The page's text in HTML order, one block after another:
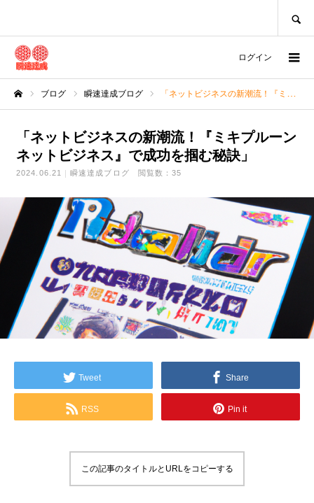
ログイン
ブログ 瞬速達成ブログ 「ネットビジネスの新潮流！『ミキプルーン ネットビジネス』で成功を掴む秘訣」
「ネットビジネスの新潮流！『ミキプルーン
ネットビジネス』で成功を掴む秘訣」
2024.06.21 瞬速達成ブログ 閲覧数：35
Tweet Share
RSS Pin it
この記事のタイトルとURLをコピーする